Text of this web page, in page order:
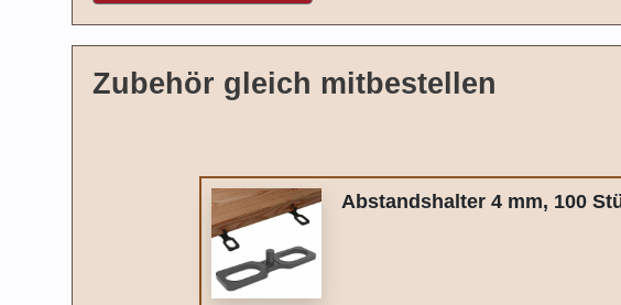
Zubehör gleich mitbestellen
Abstandshalter 4 mm, 100